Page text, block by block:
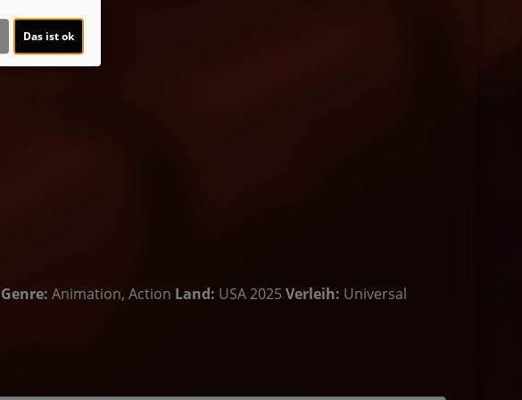
Genre: Animation, Action Land: USA 2025Verleih: Universal
Das ist ok